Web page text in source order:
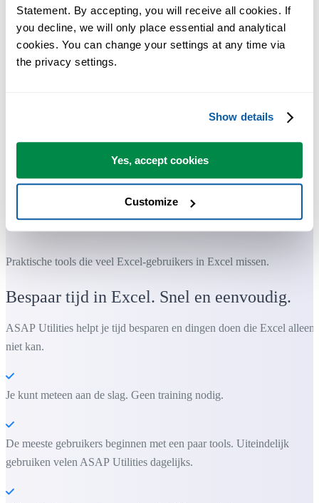
Statement. By accepting, you will receive all cookies. If
you decline, we will only place essential and analytical
cookies. You can change your settings at any time via
the privacy settings.
Show details
Yes, accept cookies
Customize
Praktische tools die veel Excel-gebruikers in Excel missen.
Bespaar tijd in Excel. Snel en eenvoudig.
ASAP Utilities helpt je tijd besparen en dingen doen die Excel alleen
niet kan.
Je kunt meteen aan de slag. Geen training nodig.
De meeste gebruikers beginnen met een paar tools. Uiteindelijk
gebruiken velen ASAP Utilities dagelijks.